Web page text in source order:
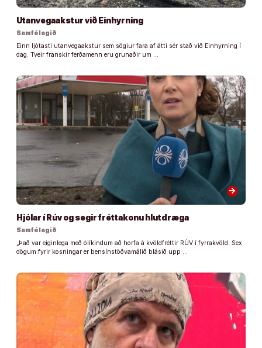
Utanvegaakstur við Einhyrning
Samfélagið
Einn ljótasti utanvegaakstur sem sögiur fara af átti sér stað við Einhyrning í
dag. Tveir franskir ferðamenn eru grunaðir um …
arrow_forward
Hjólar í Rúv og segir fréttakonu hlutdræga
Samfélagið
„Það var eiginlega með ólíkindum að horfa á kvöldfréttir RÚV í fyrrakvöld. Sex
dögum fyrir kosningar er bensínstöðvamálið blásið upp …